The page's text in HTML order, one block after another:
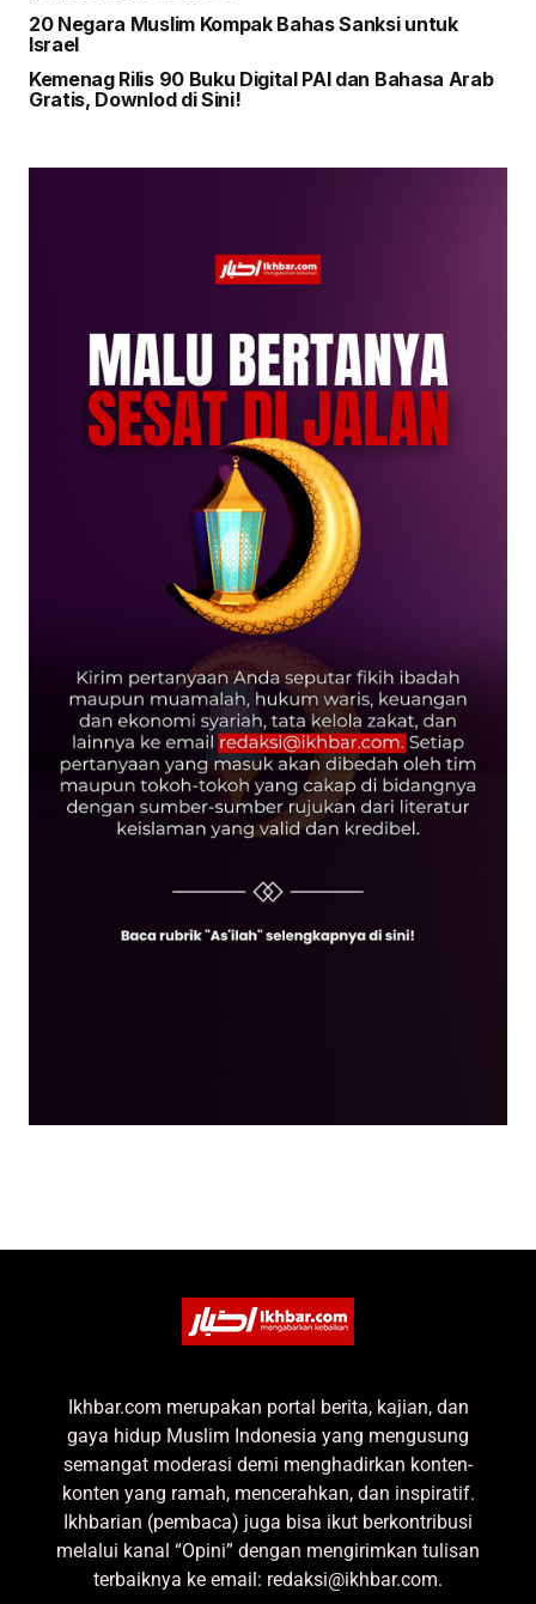
20 Negara Muslim Kompak Bahas Sanksi untuk
Israel
Kemenag Rilis 90 Buku Digital PAI dan Bahasa Arab
Gratis, Downlod di Sini!
Ikhbar.com merupakan portal berita, kajian, dan
gaya hidup Muslim Indonesia yang mengusung
semangat moderasi demi menghadirkan konten-
konten yang ramah, mencerahkan, dan inspiratif.
Ikhbarian (pembaca) juga bisa ikut berkontribusi
melalui kanal “Opini” dengan mengirimkan tulisan
terbaiknya ke email: redaksi@ikhbar.com.